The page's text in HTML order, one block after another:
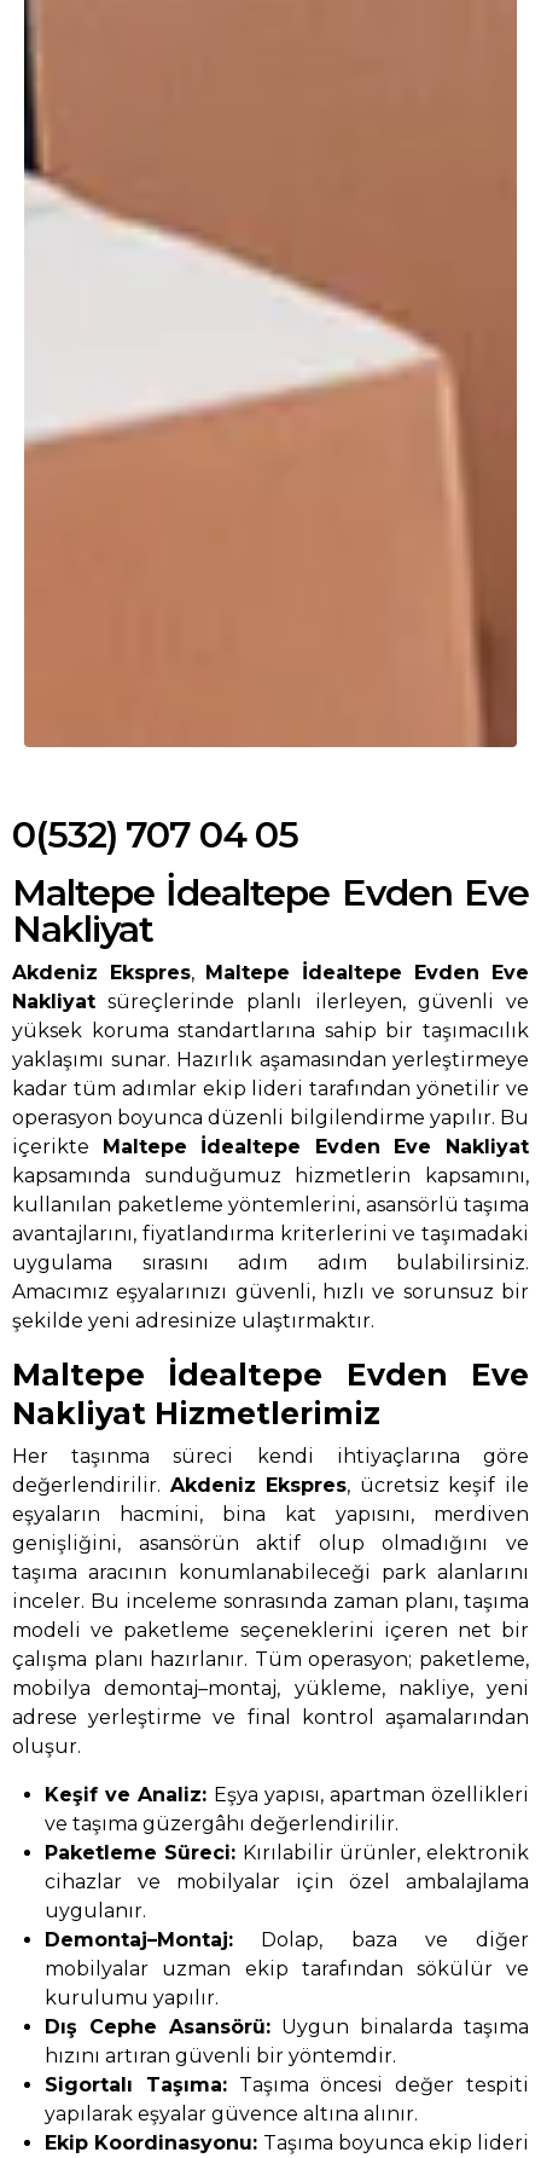
0(532) 707 04 05
Maltepe İdealtepe Evden Eve
Nakliyat
Akdeniz Ekspres,
Maltepe İdealtepe Evden Eve
Nakliyat süreçlerinde planlı ilerleyen, güvenli ve
yüksek koruma standartlarına sahip bir taşımacılık
yaklaşımı sunar. Hazırlık aşamasından yerleştirmeye
kadar tüm adımlar ekip lideri tarafından yönetilir ve
operasyon boyunca düzenli bilgilendirme yapılır. Bu
içerikte
Maltepe İdealtepe Evden Eve Nakliyat
kapsamında sunduğumuz hizmetlerin kapsamını,
kullanılan paketleme yöntemlerini, asansörlü taşıma
avantajlarını, fiyatlandırma kriterlerini ve taşımadaki
uygulama sırasını adım adım bulabilirsiniz.
Amacımız eşyalarınızı güvenli, hızlı ve sorunsuz bir
şekilde yeni adresinize ulaştırmaktır.
Maltepe İdealtepe Evden Eve
Nakliyat Hizmetlerimiz
Her taşınma süreci kendi ihtiyaçlarına göre
değerlendirilir. Akdeniz Ekspres, ücretsiz keşif ile
eşyaların hacmini, bina kat yapısını, merdiven
genişliğini, asansörün aktif olup olmadığını ve
taşıma aracının konumlanabileceği park alanlarını
inceler. Bu inceleme sonrasında zaman planı, taşıma
modeli ve paketleme seçeneklerini içeren net bir
çalışma planı hazırlanır. Tüm operasyon; paketleme,
mobilya demontaj–montaj, yükleme, nakliye, yeni
adrese yerleştirme ve final kontrol aşamalarından
oluşur.
Keşif ve Analiz: Eşya yapısı, apartman özellikleri
ve taşıma güzergâhı değerlendirilir.
Paketleme Süreci: Kırılabilir ürünler, elektronik
cihazlar ve mobilyalar için özel ambalajlama
uygulanır.
Demontaj–Montaj: Dolap, baza ve diğer
mobilyalar uzman ekip tarafından sökülür ve
kurulumu yapılır.
Dış Cephe Asansörü: Uygun binalarda taşıma
hızını artıran güvenli bir yöntemdir.
Sigortalı Taşıma:Taşıma öncesi değer tespiti
yapılarak eşyalar güvence altına alınır.
Ekip Koordinasyonu: Taşıma boyunca ekip lideri